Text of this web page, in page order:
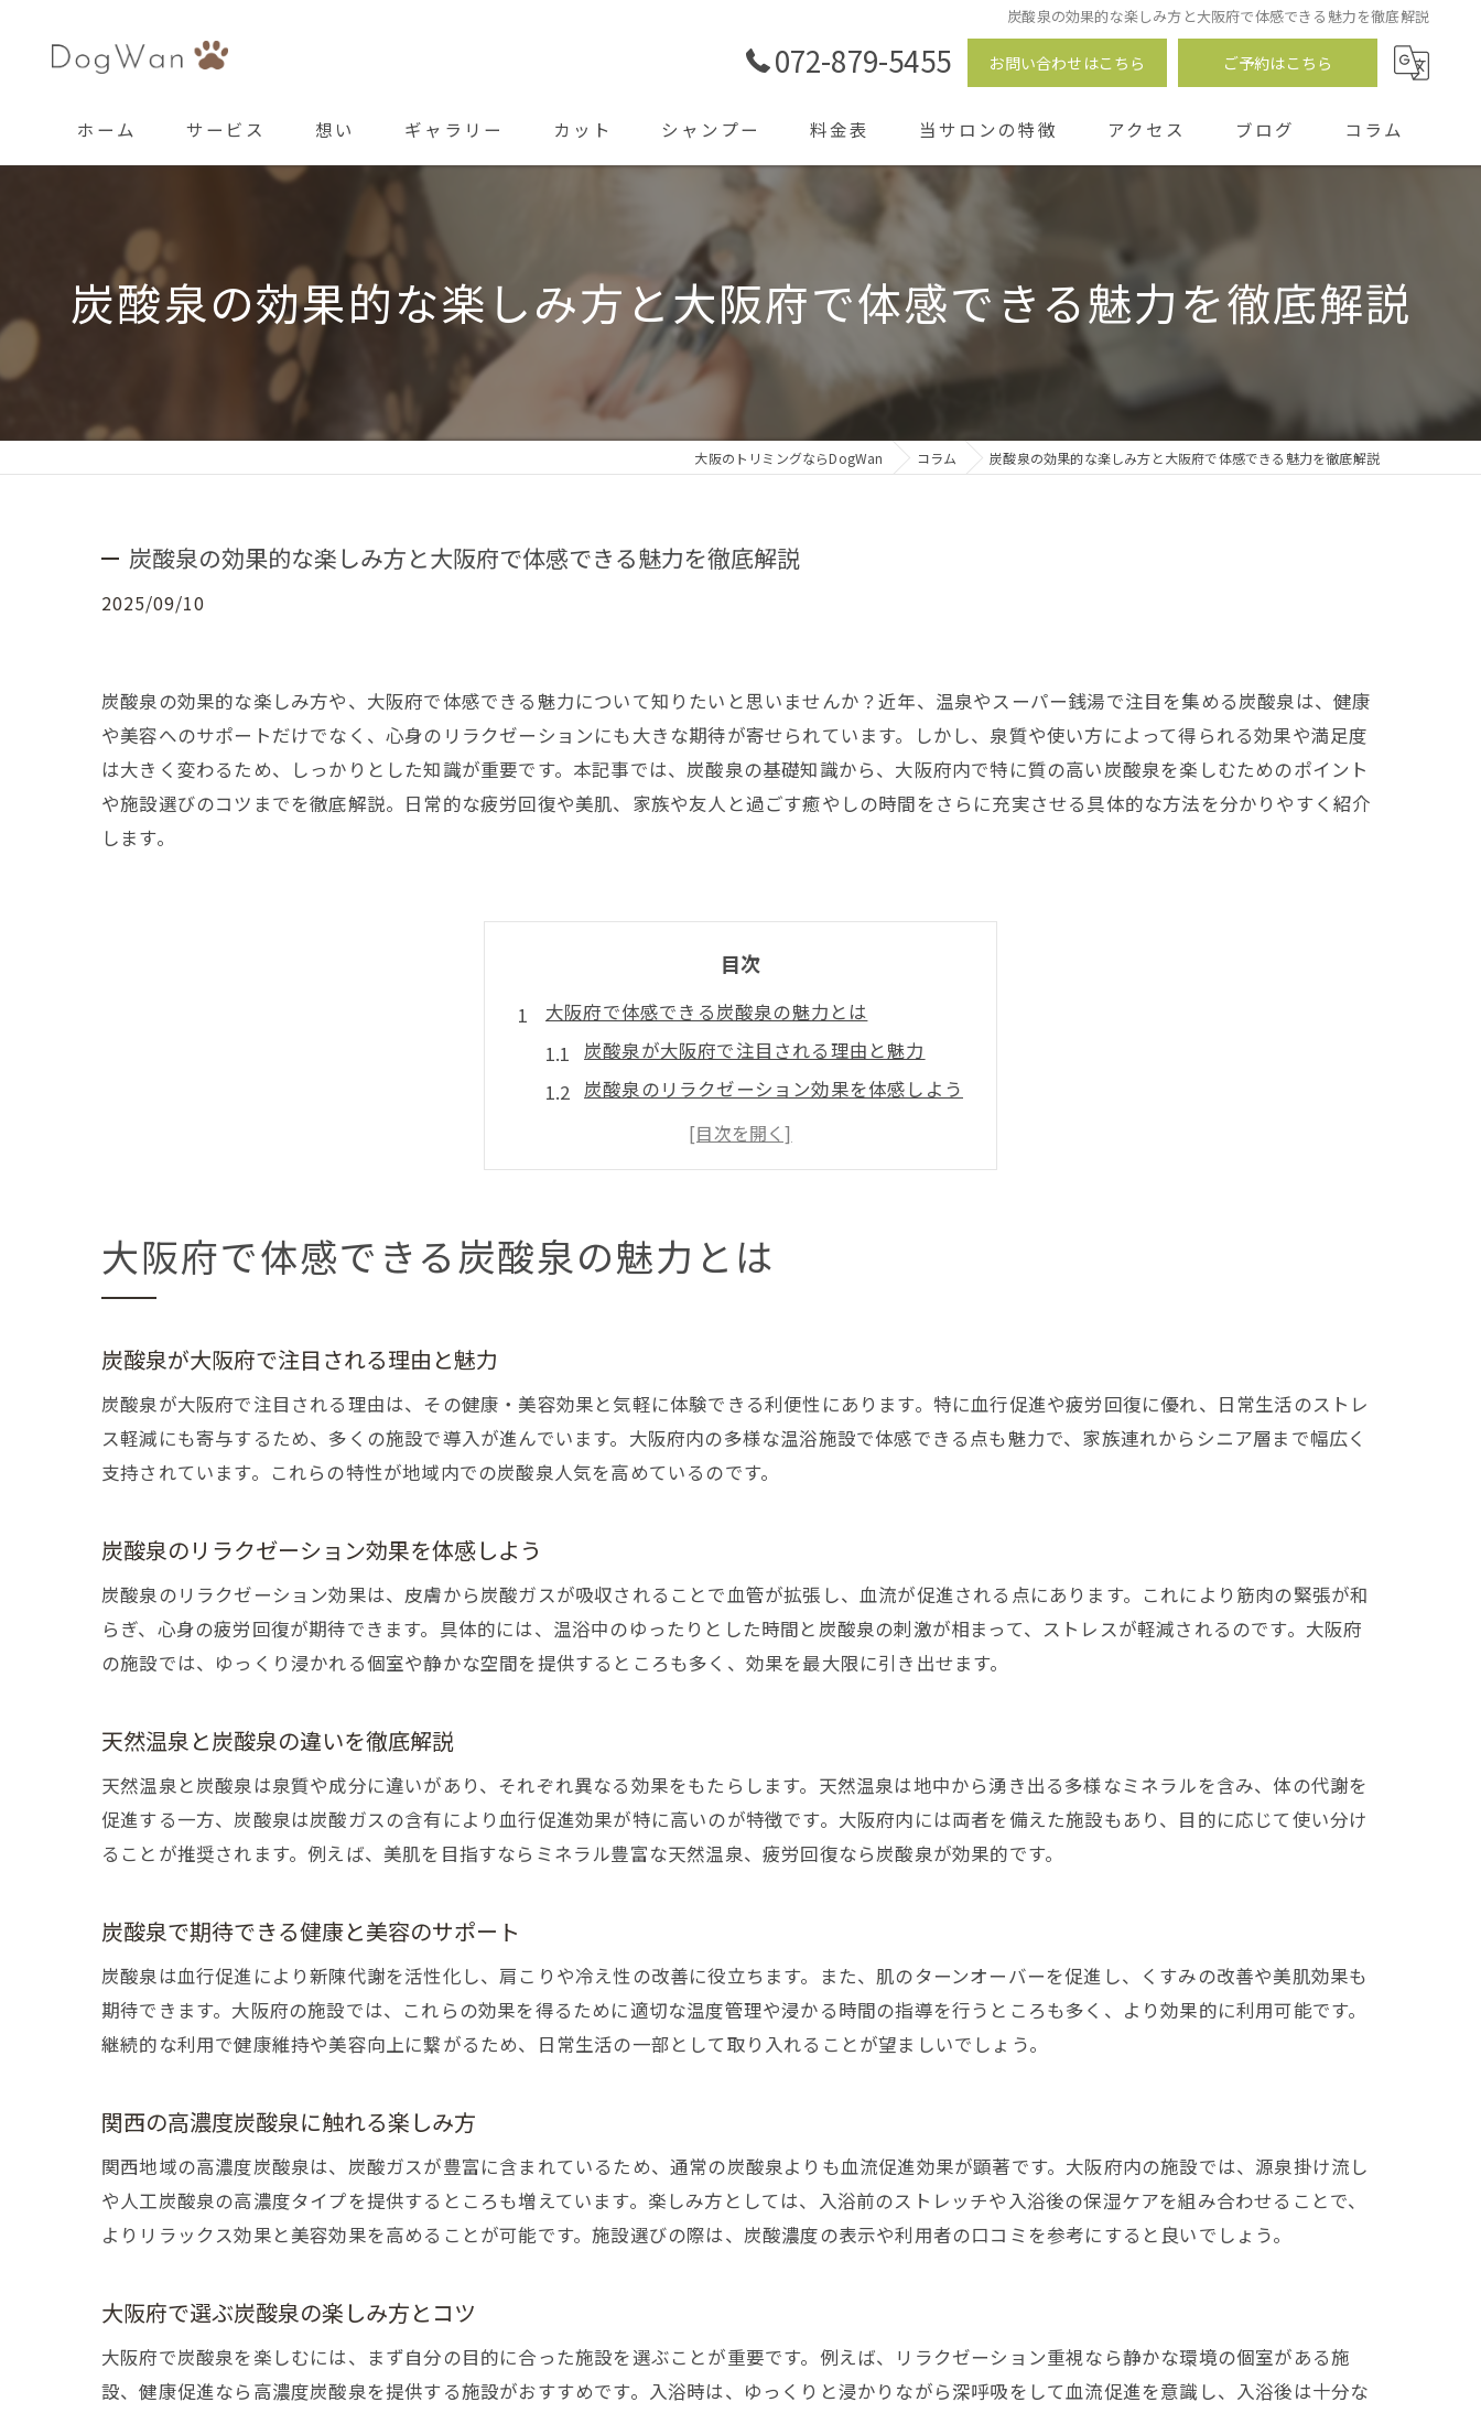
炭酸泉の効果的な楽しみ方と大阪府で体感できる魅力を徹底解説
072-879-5455 お問い合わせはこちら ご予約はこちら
ホーム サービス 想い ギャラリー カット シャンプー 料金表 当サロンの特徴
ごあいさつ
ホテル
送迎
アクセス ブログ コラム
炭酸泉の効果的な楽しみ方と大阪府で体感できる魅力を徹底解説
大阪のトリミングならDogWan コラム 炭酸泉の効果的な楽しみ方と大阪府で体感できる魅力を徹底解説
炭酸泉の効果的な楽しみ方と大阪府で体感できる魅力を徹底解説
2025/09/10
炭酸泉の効果的な楽しみ方や、大阪府で体感できる魅力について知りたいと思いませんか？近年、温泉やスーパー銭湯で注目を集める炭酸泉は、健康
や美容へのサポートだけでなく、心身のリラクゼーションにも大きな期待が寄せられています。しかし、泉質や使い方によって得られる効果や満足度
は大きく変わるため、しっかりとした知識が重要です。本記事では、炭酸泉の基礎知識から、大阪府内で特に質の高い炭酸泉を楽しむためのポイント
や施設選びのコツまでを徹底解説。日常的な疲労回復や美肌、家族や友人と過ごす癒やしの時間をさらに充実させる具体的な方法を分かりやすく紹介
します。
目次
大阪府で体感できる炭酸泉の魅力とは
炭酸泉が大阪府で注目される理由と魅力
炭酸泉のリラクゼーション効果を体感しよう
天然温泉と炭酸泉の違いを徹底解説
炭酸泉で期待できる健康と美容のサポート
大阪府で選ぶ炭酸泉の楽しみ方とコツ
高濃度炭酸泉が注目される理由を解説
源泉掛け流し炭酸泉のメリットを知ろう
関西で高評価の炭酸泉を選ぶポイント
炭酸泉の血行促進作用と日常への活用法
毎日の入浴で感じる炭酸泉の効果
炭酸泉がもたらす疲労回復と美肌作用
自宅でも楽しめる炭酸泉活用法とは
家族で楽しむ炭酸泉の新しい習慣
関西で選ぶ天然炭酸泉の楽しみ方
関西で人気の天然炭酸泉を満喫する方法
日帰りで行ける炭酸泉スポットの魅力
炭酸泉ランキングを活用した選び方
関西の炭酸泉でリフレッシュ体験
美容を意識した炭酸泉の利用法とは
炭酸泉で血行促進と美肌ケアを同時に
日常生活で炭酸泉を活用するメリット
自宅でも楽しめる炭酸泉の工夫
自宅で手軽に炭酸泉を楽しむ方法
大阪府で体感できる炭酸泉の魅力とは
炭酸泉が大阪府で注目される理由と魅力
炭酸泉が大阪府で注目される理由は、その健康・美容効果と気軽に体験できる利便性にあります。特に血行促進や疲労回復に優れ、日常生活のストレ
ス軽減にも寄与するため、多くの施設で導入が進んでいます。大阪府内の多様な温浴施設で体感できる点も魅力で、家族連れからシニア層まで幅広く
支持されています。これらの特性が地域内での炭酸泉人気を高めているのです。
炭酸泉のリラクゼーション効果を体感しよう
炭酸泉のリラクゼーション効果は、皮膚から炭酸ガスが吸収されることで血管が拡張し、血流が促進される点にあります。これにより筋肉の緊張が和
らぎ、心身の疲労回復が期待できます。具体的には、温浴中のゆったりとした時間と炭酸泉の刺激が相まって、ストレスが軽減されるのです。大阪府
の施設では、ゆっくり浸かれる個室や静かな空間を提供するところも多く、効果を最大限に引き出せます。
天然温泉と炭酸泉の違いを徹底解説
天然温泉と炭酸泉は泉質や成分に違いがあり、それぞれ異なる効果をもたらします。天然温泉は地中から湧き出る多様なミネラルを含み、体の代謝を
促進する一方、炭酸泉は炭酸ガスの含有により血行促進効果が特に高いのが特徴です。大阪府内には両者を備えた施設もあり、目的に応じて使い分け
ることが推奨されます。例えば、美肌を目指すならミネラル豊富な天然温泉、疲労回復なら炭酸泉が効果的です。
炭酸泉で期待できる健康と美容のサポート
炭酸泉は血行促進により新陳代謝を活性化し、肩こりや冷え性の改善に役立ちます。また、肌のターンオーバーを促進し、くすみの改善や美肌効果も
期待できます。大阪府の施設では、これらの効果を得るために適切な温度管理や浸かる時間の指導を行うところも多く、より効果的に利用可能です。
継続的な利用で健康維持や美容向上に繋がるため、日常生活の一部として取り入れることが望ましいでしょう。
関西の高濃度炭酸泉に触れる楽しみ方
関西地域の高濃度炭酸泉は、炭酸ガスが豊富に含まれているため、通常の炭酸泉よりも血流促進効果が顕著です。大阪府内の施設では、源泉掛け流し
や人工炭酸泉の高濃度タイプを提供するところも増えています。楽しみ方としては、入浴前のストレッチや入浴後の保湿ケアを組み合わせることで、
よりリラックス効果と美容効果を高めることが可能です。施設選びの際は、炭酸濃度の表示や利用者の口コミを参考にすると良いでしょう。
大阪府で選ぶ炭酸泉の楽しみ方とコツ
大阪府で炭酸泉を楽しむには、まず自分の目的に合った施設を選ぶことが重要です。例えば、リラクゼーション重視なら静かな環境の個室がある施
設、健康促進なら高濃度炭酸泉を提供する施設がおすすめです。入浴時は、ゆっくりと浸かりながら深呼吸をして血流促進を意識し、入浴後は十分な